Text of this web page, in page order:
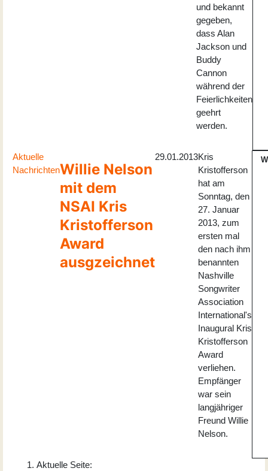
und bekannt
gegeben,
dass Alan
Jackson und
Buddy
Cannon
während der
Feierlichkeiten
geehrt
werden.
Aktuelle
NachrichtenWillie Nelson
mit dem
NSAI Kris
Kristofferson
Award
ausgzeichnet
29.01.2013Kris
Kristofferson
hat am
Sonntag, den
27. Januar
2013, zum
ersten mal
den nach ihm
benannten
Nashville
Songwriter
Association
International's
Inaugural Kris
Kristofferson
Award
verliehen.
Empfänger
war sein
langjähriger
Freund Willie
Nelson.
Aktuelle Seite: